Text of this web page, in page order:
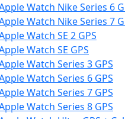
Watch Nike Series 6
Watch Nike Series 7
Watch SE 2 GPS
Watch SE GPS
Watch Series 3 GPS
Watch Series 6 GPS
Watch Series 7 GPS
Watch Series 8 GPS